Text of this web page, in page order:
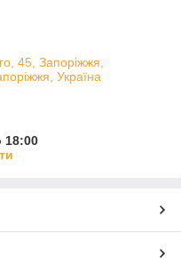
45, Запоріжжя,
Україна
18:00